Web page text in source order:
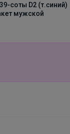
соты D2 (т.синий)
мужской